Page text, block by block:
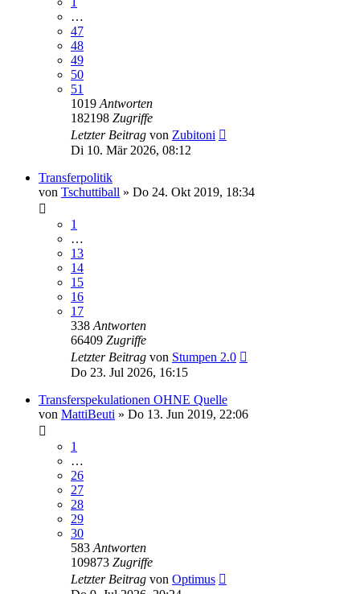
…
47
48
49
50
51
1019 Antworten
182198 Zugriffe
Letzter Beitrag von Zubitoni
Di 10. Mär 2026, 08:12
Transferpolitik
von Tschuttiball » Do 24. Okt 2019, 18:34
1
…
13
14
15
16
17
338 Antworten
66409 Zugriffe
Letzter Beitrag von Stumpen 2.0
Do 23. Jul 2026, 16:15
Transferspekulationen OHNE Quelle
von MattiBeuti » Do 13. Jun 2019, 22:06
1
…
26
27
28
29
30
583 Antworten
109873 Zugriffe
Letzter Beitrag von Optimus